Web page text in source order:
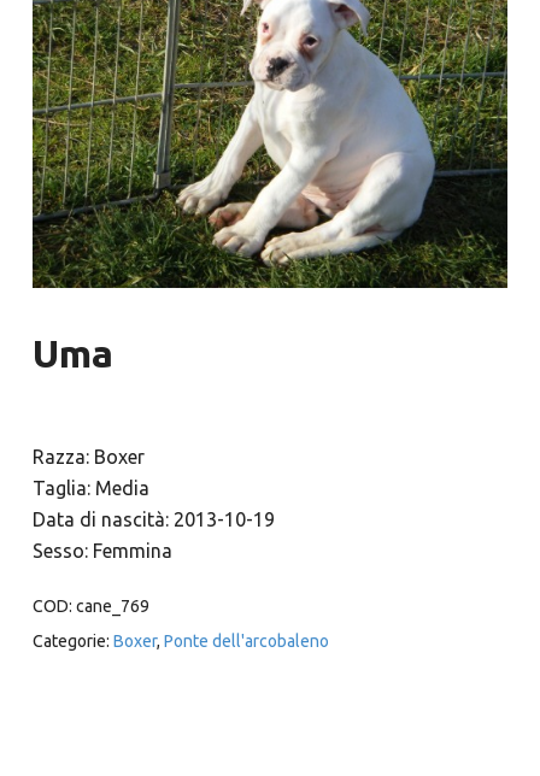
Uma
Razza: Boxer
Taglia: Media
Data di nascità: 2013-10-19
Sesso: Femmina
COD: cane_769
Categorie: Boxer, Ponte dell'arcobaleno